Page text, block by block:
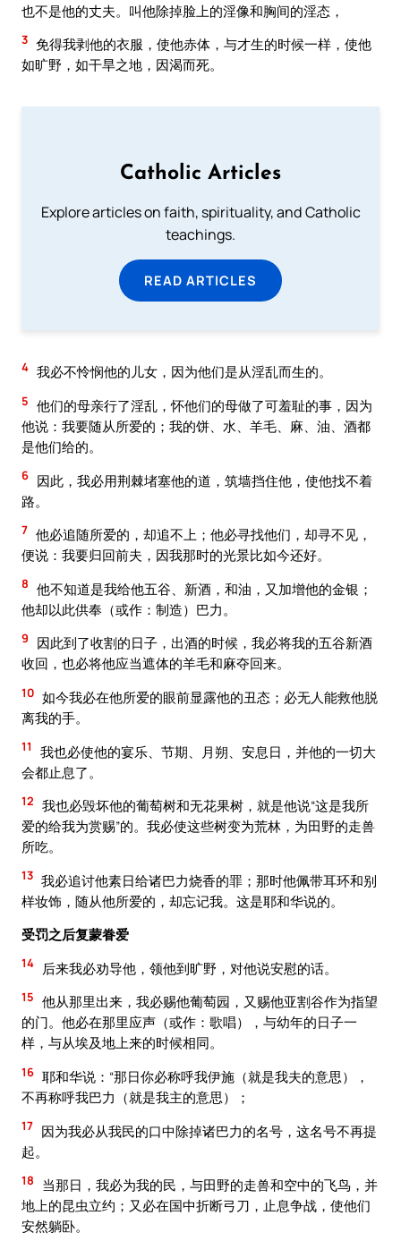
也不是他的丈夫。叫他除掉脸上的淫像和胸间的淫态，
3 免得我剥他的衣服，使他赤体，与才生的时候一样，使他
如旷野，如干旱之地，因渴而死。
Catholic Articles
Explore articles on faith, spirituality, and Catholic
teachings.
READ ARTICLES
4 我必不怜悯他的儿女，因为他们是从淫乱而生的。
5 他们的母亲行了淫乱，怀他们的母做了可羞耻的事，因为
他说：我要随从所爱的；我的饼、水、羊毛、麻、油、酒都
是他们给的。
6 因此，我必用荆棘堵塞他的道，筑墙挡住他，使他找不着
路。
7 他必追随所爱的，却追不上；他必寻找他们，却寻不见，
便说：我要归回前夫，因我那时的光景比如今还好。
8 他不知道是我给他五谷、新酒，和油，又加增他的金银；
他却以此供奉（或作：制造）巴力。
9
因此到了收割的日子，出酒的时候，我必将我的五谷新酒
收回，也必将他应当遮体的羊毛和麻夺回来。
10 如今我必在他所爱的眼前显露他的丑态；必无人能救他脱
离我的手。
11
我也必使他的宴乐、节期、月朔、安息日，并他的一切大
会都止息了。
12 我也必毁坏他的葡萄树和无花果树，就是他说“这是我所
爱的给我为赏赐”的。我必使这些树变为荒林，为田野的走兽
所吃。
13 我必追讨他素日给诸巴力烧香的罪；那时他佩带耳环和别
样妆饰，随从他所爱的，却忘记我。这是耶和华说的。
受罚之后复蒙眷爱
14 后来我必劝导他，领他到旷野，对他说安慰的话。
15 他从那里出来，我必赐他葡萄园，又赐他亚割谷作为指望
的门。他必在那里应声（或作：歌唱），与幼年的日子一
样，与从埃及地上来的时候相同。
16 耶和华说：“那日你必称呼我伊施（就是我夫的意思），
不再称呼我巴力（就是我主的意思）；
17 因为我必从我民的口中除掉诸巴力的名号，这名号不再提
起。
18
当那日，我必为我的民，与田野的走兽和空中的飞鸟，并
地上的昆虫立约；又必在国中折断弓刀，止息争战，使他们
安然躺卧。